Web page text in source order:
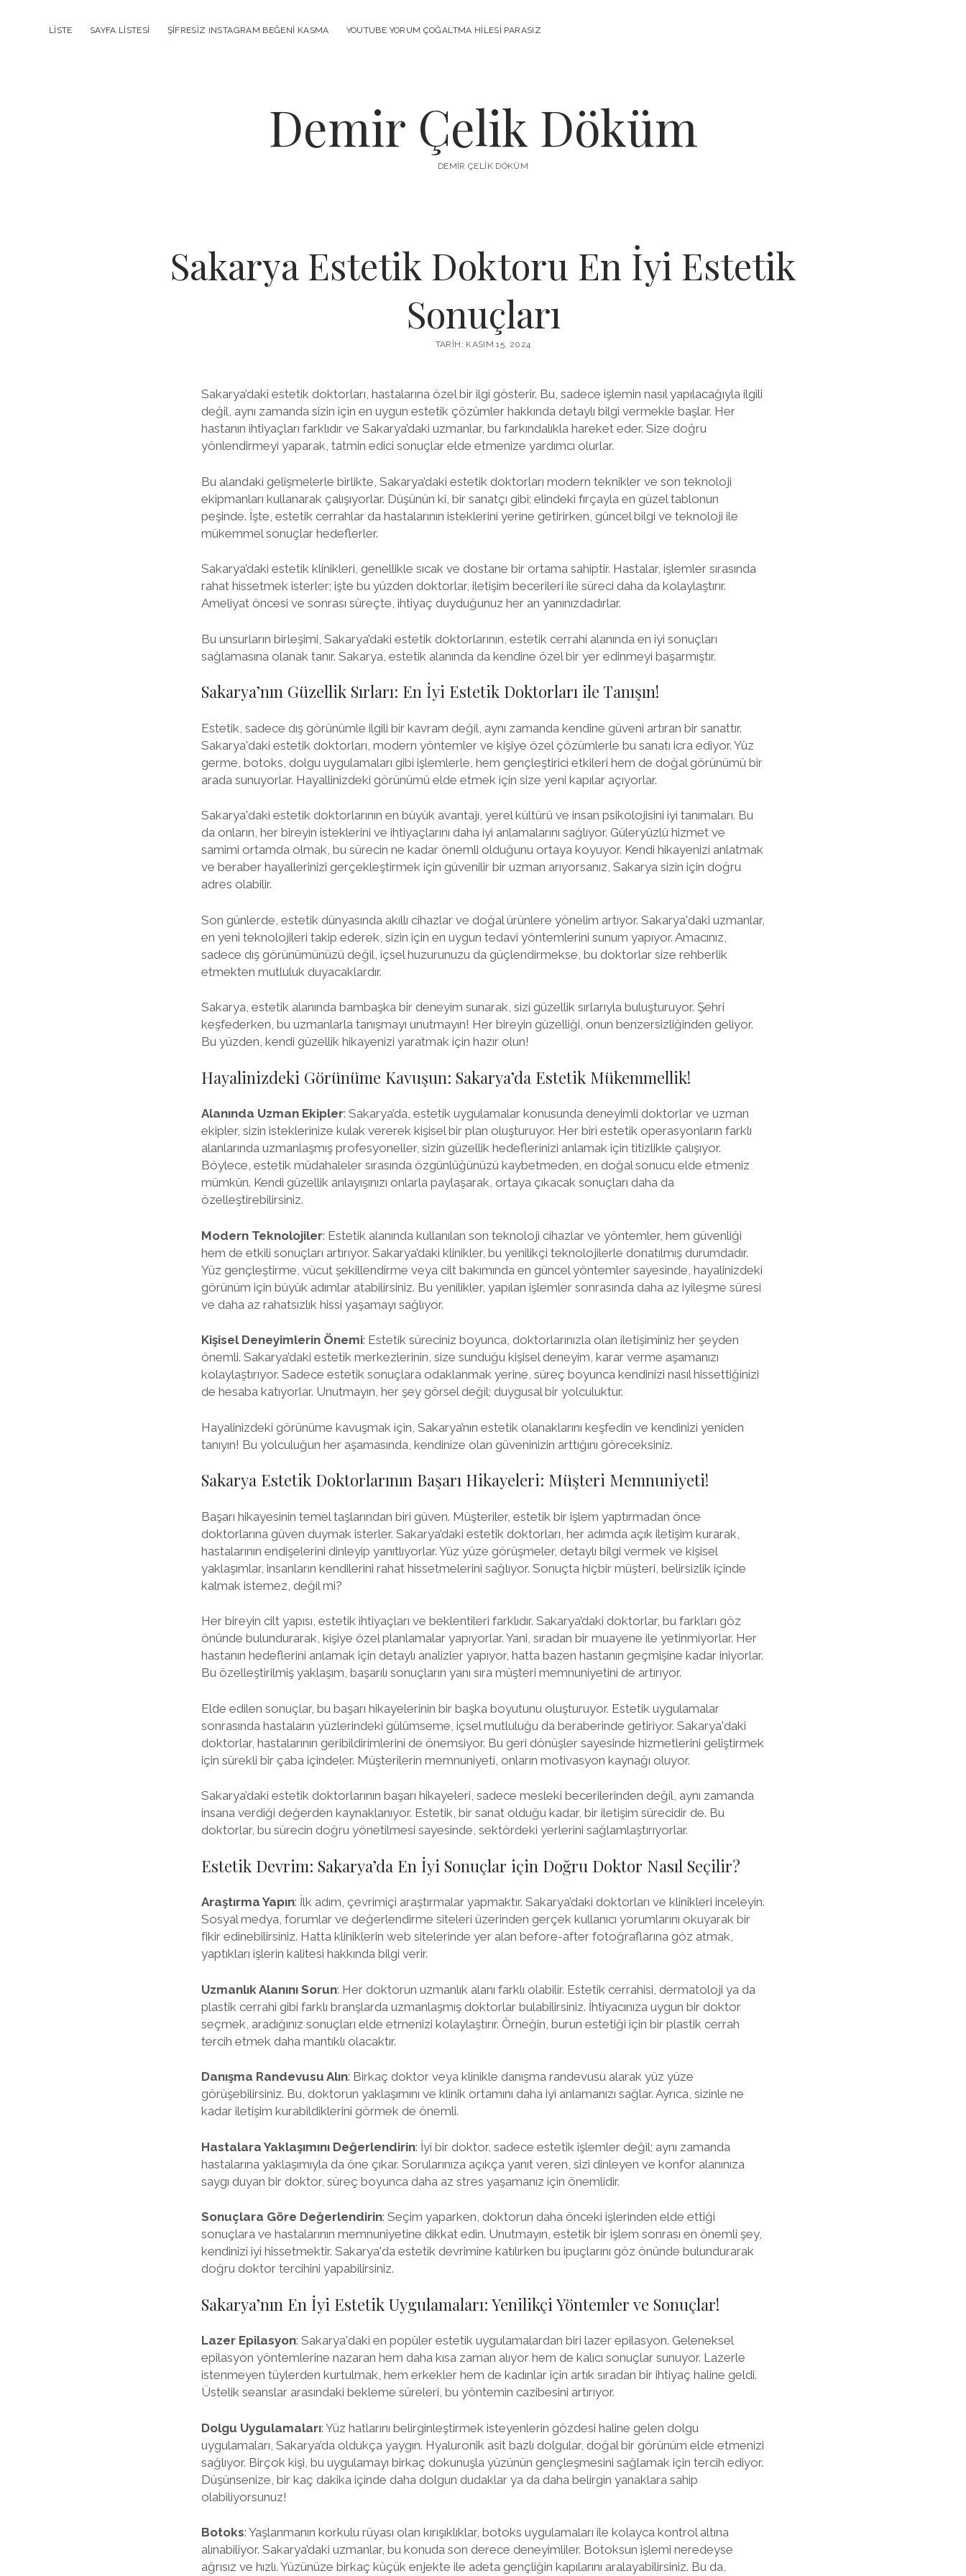
LISTE SAYFA LISTESI ŞIFRESIZ INSTAGRAM BEĞENI KASMA YOUTUBE YORUM ÇOĞALTMA HILESI PARASIZ
Demir Çelik Döküm
DEMIR ÇELIK DÖKÜM
Sakarya Estetik Doktoru En İyi Estetik
Sonuçları
TARIH: KASIM 15, 2024
Sakarya’daki estetik doktorları, hastalarına özel bir ilgi gösterir. Bu, sadece işlemin nasıl yapılacağıyla ilgili
değil, aynı zamanda sizin için en uygun estetik çözümler hakkında detaylı bilgi vermekle başlar. Her
hastanın ihtiyaçları farklıdır ve Sakarya’daki uzmanlar, bu farkındalıkla hareket eder. Size doğru
yönlendirmeyi yaparak, tatmin edici sonuçlar elde etmenize yardımcı olurlar.
Bu alandaki gelişmelerle birlikte, Sakarya’daki estetik doktorları modern teknikler ve son teknoloji
ekipmanları kullanarak çalışıyorlar. Düşünün ki, bir sanatçı gibi; elindeki fırçayla en güzel tablonun
peşinde. İşte, estetik cerrahlar da hastalarının isteklerini yerine getirirken, güncel bilgi ve teknoloji ile
mükemmel sonuçlar hedeflerler.
Sakarya’daki estetik klinikleri, genellikle sıcak ve dostane bir ortama sahiptir. Hastalar, işlemler sırasında
rahat hissetmek isterler; işte bu yüzden doktorlar, iletişim becerileri ile süreci daha da kolaylaştırır.
Ameliyat öncesi ve sonrası süreçte, ihtiyaç duyduğunuz her an yanınızdadırlar.
Bu unsurların birleşimi, Sakarya’daki estetik doktorlarının, estetik cerrahi alanında en iyi sonuçları
sağlamasına olanak tanır. Sakarya, estetik alanında da kendine özel bir yer edinmeyi başarmıştır.
Sakarya’nın Güzellik Sırları: En İyi Estetik Doktorları ile Tanışın!
Estetik, sadece dış görünümle ilgili bir kavram değil, aynı zamanda kendine güveni artıran bir sanattır.
Sakarya'daki estetik doktorları, modern yöntemler ve kişiye özel çözümlerle bu sanatı icra ediyor. Yüz
germe, botoks, dolgu uygulamaları gibi işlemlerle, hem gençleştirici etkileri hem de doğal görünümü bir
arada sunuyorlar. Hayallinizdeki görünümü elde etmek için size yeni kapılar açıyorlar.
Sakarya'daki estetik doktorlarının en büyük avantajı, yerel kültürü ve insan psikolojisini iyi tanımaları. Bu
da onların, her bireyin isteklerini ve ihtiyaçlarını daha iyi anlamalarını sağlıyor. Güleryüzlü hizmet ve
samimi ortamda olmak, bu sürecin ne kadar önemli olduğunu ortaya koyuyor. Kendi hikayenizi anlatmak
ve beraber hayallerinizi gerçekleştirmek için güvenilir bir uzman arıyorsanız, Sakarya sizin için doğru
adres olabilir.
Son günlerde, estetik dünyasında akıllı cihazlar ve doğal ürünlere yönelim artıyor. Sakarya'daki uzmanlar,
en yeni teknolojileri takip ederek, sizin için en uygun tedavi yöntemlerini sunum yapıyor. Amacınız,
sadece dış görünümünüzü değil, içsel huzurunuzu da güçlendirmekse, bu doktorlar size rehberlik
etmekten mutluluk duyacaklardır.
Sakarya, estetik alanında bambaşka bir deneyim sunarak, sizi güzellik sırlarıyla buluşturuyor. Şehri
keşfederken, bu uzmanlarla tanışmayı unutmayın! Her bireyin güzelliği, onun benzersizliğinden geliyor.
Bu yüzden, kendi güzellik hikayenizi yaratmak için hazır olun!
Hayalinizdeki Görünüme Kavuşun: Sakarya’da Estetik Mükemmellik!
Alanında Uzman Ekipler: Sakarya’da, estetik uygulamalar konusunda deneyimli doktorlar ve uzman
ekipler, sizin isteklerinize kulak vererek kişisel bir plan oluşturuyor. Her biri estetik operasyonların farklı
alanlarında uzmanlaşmış profesyoneller, sizin güzellik hedeflerinizi anlamak için titizlikle çalışıyor.
Böylece, estetik müdahaleler sırasında özgünlüğünüzü kaybetmeden, en doğal sonucu elde etmeniz
mümkün. Kendi güzellik anlayışınızı onlarla paylaşarak, ortaya çıkacak sonuçları daha da
özelleştirebilirsiniz.
Modern Teknolojiler: Estetik alanında kullanılan son teknoloji cihazlar ve yöntemler, hem güvenliği
hem de etkili sonuçları artırıyor. Sakarya’daki klinikler, bu yenilikçi teknolojilerle donatılmış durumdadır.
Yüz gençleştirme, vücut şekillendirme veya cilt bakımında en güncel yöntemler sayesinde, hayalinizdeki
görünüm için büyük adımlar atabilirsiniz. Bu yenilikler, yapılan işlemler sonrasında daha az iyileşme süresi
ve daha az rahatsızlık hissi yaşamayı sağlıyor.
Kişisel Deneyimlerin Önemi: Estetik süreciniz boyunca, doktorlarınızla olan iletişiminiz her şeyden
önemli. Sakarya’daki estetik merkezlerinin, size sunduğu kişisel deneyim, karar verme aşamanızı
kolaylaştırıyor. Sadece estetik sonuçlara odaklanmak yerine, süreç boyunca kendinizi nasıl hissettiğinizi
de hesaba katıyorlar. Unutmayın, her şey görsel değil; duygusal bir yolculuktur.
Hayalinizdeki görünüme kavuşmak için, Sakarya’nın estetik olanaklarını keşfedin ve kendinizi yeniden
tanıyın! Bu yolculuğun her aşamasında, kendinize olan güveninizin arttığını göreceksiniz.
Sakarya Estetik Doktorlarının Başarı Hikayeleri: Müşteri Memnuniyeti!
Başarı hikayesinin temel taşlarından biri güven. Müşteriler, estetik bir işlem yaptırmadan önce
doktorlarına güven duymak isterler. Sakarya’daki estetik doktorları, her adımda açık iletişim kurarak,
hastalarının endişelerini dinleyip yanıtlıyorlar. Yüz yüze görüşmeler, detaylı bilgi vermek ve kişisel
yaklaşımlar, insanların kendilerini rahat hissetmelerini sağlıyor. Sonuçta hiçbir müşteri, belirsizlik içinde
kalmak istemez, değil mi?
Her bireyin cilt yapısı, estetik ihtiyaçları ve beklentileri farklıdır. Sakarya’daki doktorlar, bu farkları göz
önünde bulundurarak, kişiye özel planlamalar yapıyorlar. Yani, sıradan bir muayene ile yetinmiyorlar. Her
hastanın hedeflerini anlamak için detaylı analizler yapıyor, hatta bazen hastanın geçmişine kadar iniyorlar.
Bu özelleştirilmiş yaklaşım, başarılı sonuçların yanı sıra müşteri memnuniyetini de artırıyor.
Elde edilen sonuçlar, bu başarı hikayelerinin bir başka boyutunu oluşturuyor. Estetik uygulamalar
sonrasında hastaların yüzlerindeki gülümseme, içsel mutluluğu da beraberinde getiriyor. Sakarya'daki
doktorlar, hastalarının geribildirimlerini de önemsiyor. Bu geri dönüşler sayesinde hizmetlerini geliştirmek
için sürekli bir çaba içindeler. Müşterilerin memnuniyeti, onların motivasyon kaynağı oluyor.
Sakarya’daki estetik doktorlarının başarı hikayeleri, sadece mesleki becerilerinden değil, aynı zamanda
insana verdiği değerden kaynaklanıyor. Estetik, bir sanat olduğu kadar, bir iletişim sürecidir de. Bu
doktorlar, bu sürecin doğru yönetilmesi sayesinde, sektördeki yerlerini sağlamlaştırıyorlar.
Estetik Devrim: Sakarya’da En İyi Sonuçlar için Doğru Doktor Nasıl Seçilir?
Araştırma Yapın: İlk adım, çevrimiçi araştırmalar yapmaktır. Sakarya’daki doktorları ve klinikleri inceleyin.
Sosyal medya, forumlar ve değerlendirme siteleri üzerinden gerçek kullanıcı yorumlarını okuyarak bir
fikir edinebilirsiniz. Hatta kliniklerin web sitelerinde yer alan before-after fotoğraflarına göz atmak,
yaptıkları işlerin kalitesi hakkında bilgi verir.
Uzmanlık Alanını Sorun: Her doktorun uzmanlık alanı farklı olabilir. Estetik cerrahisi, dermatoloji ya da
plastik cerrahi gibi farklı branşlarda uzmanlaşmış doktorlar bulabilirsiniz. İhtiyacınıza uygun bir doktor
seçmek, aradığınız sonuçları elde etmenizi kolaylaştırır. Örneğin, burun estetiği için bir plastik cerrah
tercih etmek daha mantıklı olacaktır.
Danışma Randevusu Alın: Birkaç doktor veya klinikle danışma randevusu alarak yüz yüze
görüşebilirsiniz. Bu, doktorun yaklaşımını ve klinik ortamını daha iyi anlamanızı sağlar. Ayrıca, sizinle ne
kadar iletişim kurabildiklerini görmek de önemli.
Hastalara Yaklaşımını Değerlendirin: İyi bir doktor, sadece estetik işlemler değil; aynı zamanda
hastalarına yaklaşımıyla da öne çıkar. Sorularınıza açıkça yanıt veren, sizi dinleyen ve konfor alanınıza
saygı duyan bir doktor, süreç boyunca daha az stres yaşamanız için önemlidir.
Sonuçlara Göre Değerlendirin: Seçim yaparken, doktorun daha önceki işlerinden elde ettiği
sonuçlara ve hastalarının memnuniyetine dikkat edin. Unutmayın, estetik bir işlem sonrası en önemli şey,
kendinizi iyi hissetmektir. Sakarya'da estetik devrimine katılırken bu ipuçlarını göz önünde bulundurarak
doğru doktor tercihini yapabilirsiniz.
Sakarya’nın En İyi Estetik Uygulamaları: Yenilikçi Yöntemler ve Sonuçlar!
Lazer Epilasyon: Sakarya'daki en popüler estetik uygulamalardan biri lazer epilasyon. Geleneksel
epilasyon yöntemlerine nazaran hem daha kısa zaman alıyor hem de kalıcı sonuçlar sunuyor. Lazerle
istenmeyen tüylerden kurtulmak, hem erkekler hem de kadınlar için artık sıradan bir ihtiyaç haline geldi.
Üstelik seanslar arasındaki bekleme süreleri, bu yöntemin cazibesini artırıyor.
Dolgu Uygulamaları: Yüz hatlarını belirginleştirmek isteyenlerin gözdesi haline gelen dolgu
uygulamaları, Sakarya’da oldukça yaygın. Hyaluronik asit bazlı dolgular, doğal bir görünüm elde etmenizi
sağlıyor. Birçok kişi, bu uygulamayı birkaç dokunuşla yüzünün gençleşmesini sağlamak için tercih ediyor.
Düşünsenize, bir kaç dakika içinde daha dolgun dudaklar ya da daha belirgin yanaklara sahip
olabiliyorsunuz!
Botoks: Yaşlanmanın korkulu rüyası olan kırışıklıklar, botoks uygulamaları ile kolayca kontrol altına
alınabiliyor. Sakarya’daki uzmanlar, bu konuda son derece deneyimliler. Botoksun işlemi neredeyse
ağrısız ve hızlı. Yüzünüze birkaç küçük enjekte ile adeta gençliğin kapılarını aralayabilirsiniz. Bu da,